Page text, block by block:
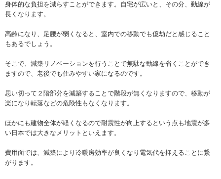
身体的な負担を減らすことができます。自宅が広いと、その分、動線が
長くなります。
高齢になり、足腰が弱くなると、室内での移動でも億劫だと感じること
もあるでしょう。
そこで、減築リノベーションを行うことで無駄な動線を省くことができ
ますので、老後でも住みやすい家になるのです。
思い切って２階部分を減築することで階段が無くなりますので、移動が
楽になり転落などの危険性もなくなります。
ほかにも建物全体が軽くなるので耐震性が向上するという点も地震が多
い日本では大きなメリットといえます。
費用面では、減築により冷暖房効率が良くなり電気代を抑えることに繋
がります。